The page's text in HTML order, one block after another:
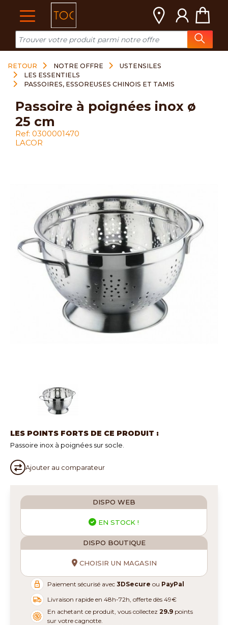
RETOUR NOTRE OFFRE
USTENSILES
LES ESSENTIELS
PASSOIRES, ESSOREUSES CHINOIS ET TAMIS
LES POINTS FORTS DE CE PRODUIT :
Passoire inox à poignées sur socle.
Ajouter au comparateur
passoire à poignées inox ø
25 cm
Ref: 0300001470
LACOR
DISPO WEB
EN STOCK !
DISPO BOUTIQUE
CHOISIR UN MAGASIN
Paiement sécurisé avec3DSecure ou PayPal
Livraison rapide en 48h-72h, offerte dès 49€
En achetant ce produit, vous collectez29.9 points
sur votre cagnotte.
Cookies management panel